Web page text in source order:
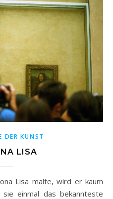
DER KUNST
LISA
einmal das bekannteste